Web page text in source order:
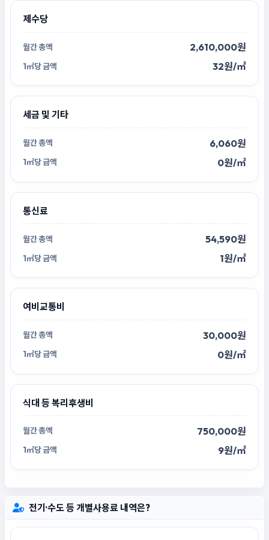
제수당
2,610,000원
32원/㎡
세금 및 기타
6,060원
0원/㎡
통신료
54,590원
1원/㎡
여비교통비
30,000원
0원/㎡
식대 등 복리후생비
750,000원
9원/㎡
전기·수도 등 개별사용료 내역은?